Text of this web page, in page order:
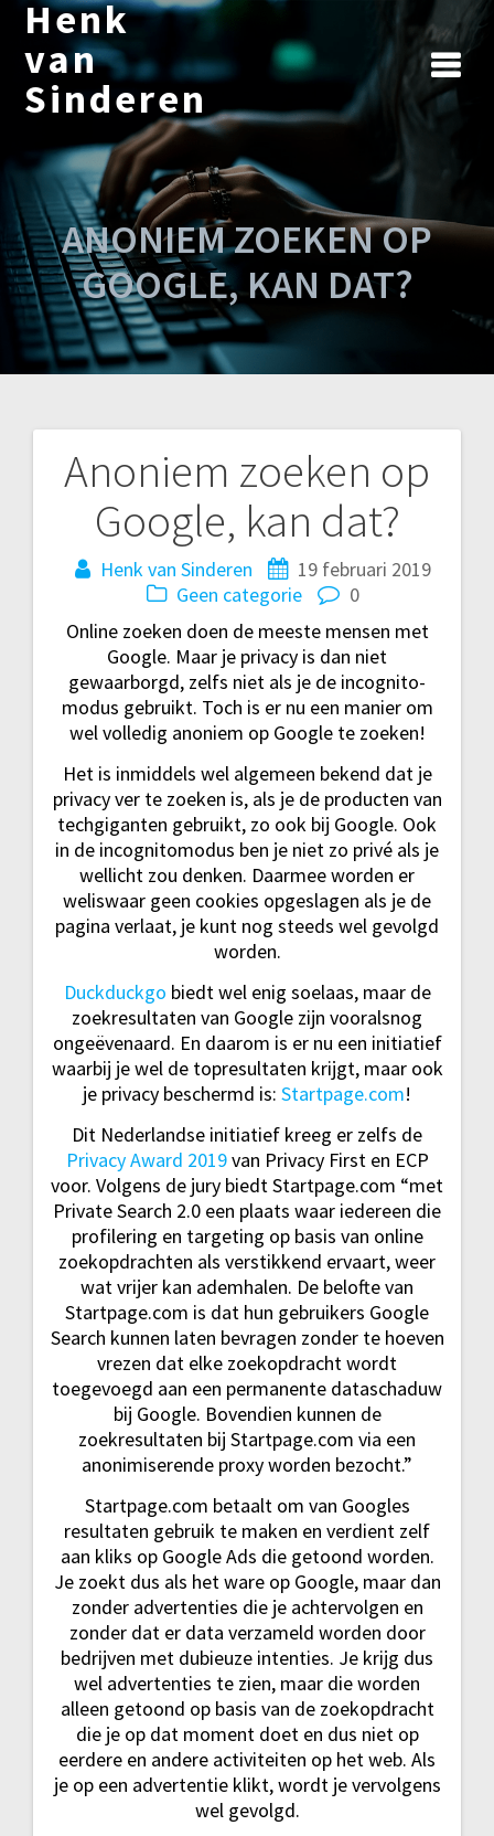
naar
inhoud
Henk
van
Sinderen
ANONIEM ZOEKEN OP
GOOGLE, KAN DAT?
Anoniem zoeken op
Google, kan dat?
Henk van Sinderen
19 februari 2019
Geen categorie
0
Online zoeken doen de meeste mensen met
Google. Maar je privacy is dan niet
gewaarborgd, zelfs niet als je de incognito-
modus gebruikt. Toch is er nu een manier om
wel volledig anoniem op Google te zoeken!
Het is inmiddels wel algemeen bekend dat je
privacy ver te zoeken is, als je de producten van
techgiganten gebruikt, zo ook bij Google. Ook
in de incognitomodus ben je niet zo privé als je
wellicht zou denken. Daarmee worden er
weliswaar geen cookies opgeslagen als je de
pagina verlaat, je kunt nog steeds wel gevolgd
worden.
Duckduckgo biedt wel enig soelaas, maar de
zoekresultaten van Google zijn vooralsnog
ongeëvenaard. En daarom is er nu een initiatief
waarbij je wel de topresultaten krijgt, maar ook
je privacy beschermd is: Startpage.com!
Dit Nederlandse initiatief kreeg er zelfs de
Privacy Award 2019van Privacy First en ECP
voor. Volgens de jury biedt Startpage.com “met
Private Search 2.0 een plaats waar iedereen die
profilering en targeting op basis van online
zoekopdrachten als verstikkend ervaart, weer
wat vrijer kan ademhalen. De belofte van
Startpage.com is dat hun gebruikers Google
Search kunnen laten bevragen zonder te hoeven
vrezen dat elke zoekopdracht wordt
toegevoegd aan een permanente dataschaduw
bij Google. Bovendien kunnen de
zoekresultaten bij Startpage.com via een
anonimiserende proxy worden bezocht.”
Startpage.com betaalt om van Googles
resultaten gebruik te maken en verdient zelf
aan kliks op Google Ads die getoond worden.
Je zoekt dus als het ware op Google, maar dan
zonder advertenties die je achtervolgen en
zonder dat er data verzameld worden door
bedrijven met dubieuze intenties. Je krijg dus
wel advertenties te zien, maar die worden
alleen getoond op basis van de zoekopdracht
die je op dat moment doet en dus niet op
eerdere en andere activiteiten op het web. Als
je op een advertentie klikt, wordt je vervolgens
wel gevolgd.
Bericht
navigatie